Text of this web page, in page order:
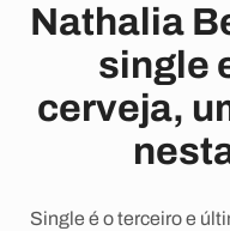
Nathalia
single
cerveja,
Single é o terceiro e